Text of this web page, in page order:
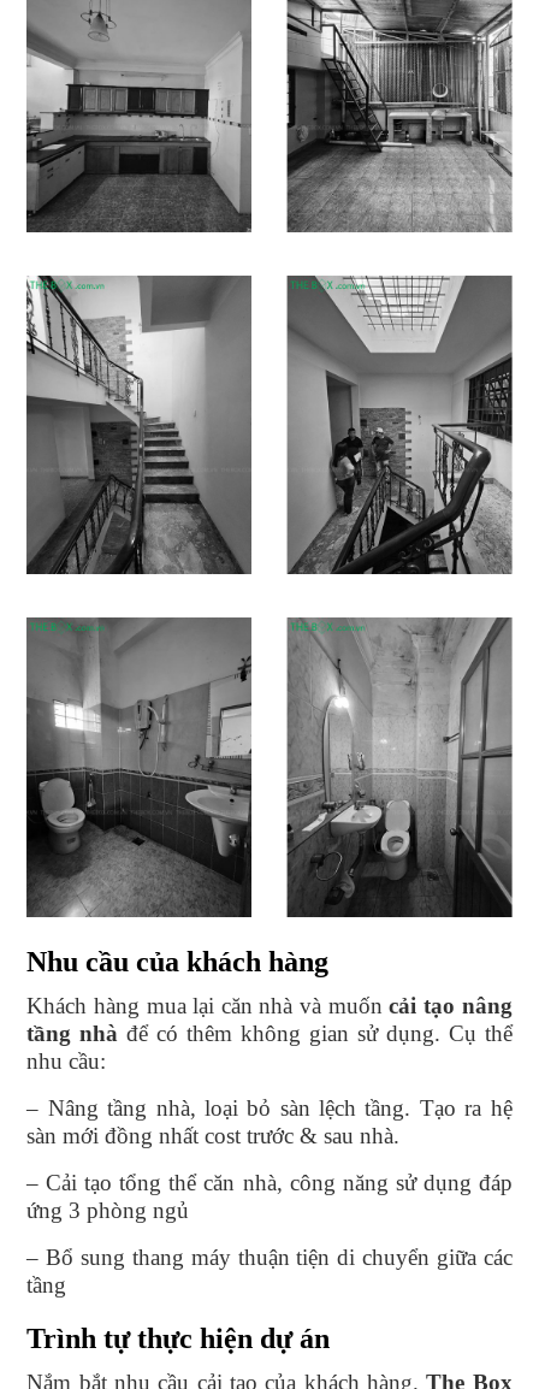
Nhu cầu của khách hàng
Khách hàng mua lại căn nhà và muốncải tạo nâng
tầng nhà để có thêm không gian sử dụng. Cụ thể
nhu cầu:
– Nâng tầng nhà, loại bỏ sàn lệch tầng. Tạo ra hệ
sàn mới đồng nhất cost trước & sau nhà.
– Cải tạo tổng thể căn nhà, công năng sử dụng đáp
ứng 3 phòng ngủ
– Bổ sung thang máy thuận tiện di chuyển giữa các
tầng
Trình tự thực hiện dự án
Nắm bắt nhu cầu cải tạo của khách hàng.The Box